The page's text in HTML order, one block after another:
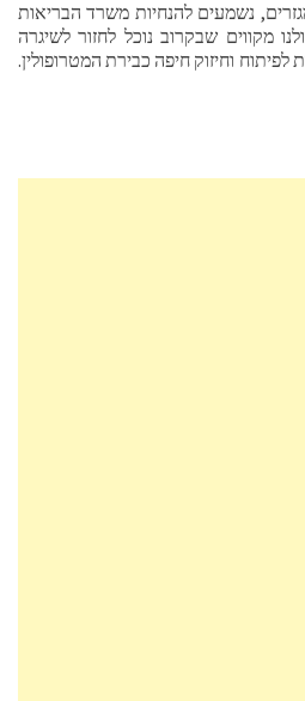
נשמעים להנחיות משרד הבריאות
מקווים שבקרוב נוכל לחזור לשיגרה
וחיזוק חיפה כבירת המטרופולין.